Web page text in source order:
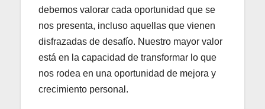
debemos valorar cada oportunidad que se
nos presenta, incluso aquellas que vienen
disfrazadas de desafío. Nuestro mayor valor
está en la capacidad de transformar lo que
nos rodea en una oportunidad de mejora y
crecimiento personal.